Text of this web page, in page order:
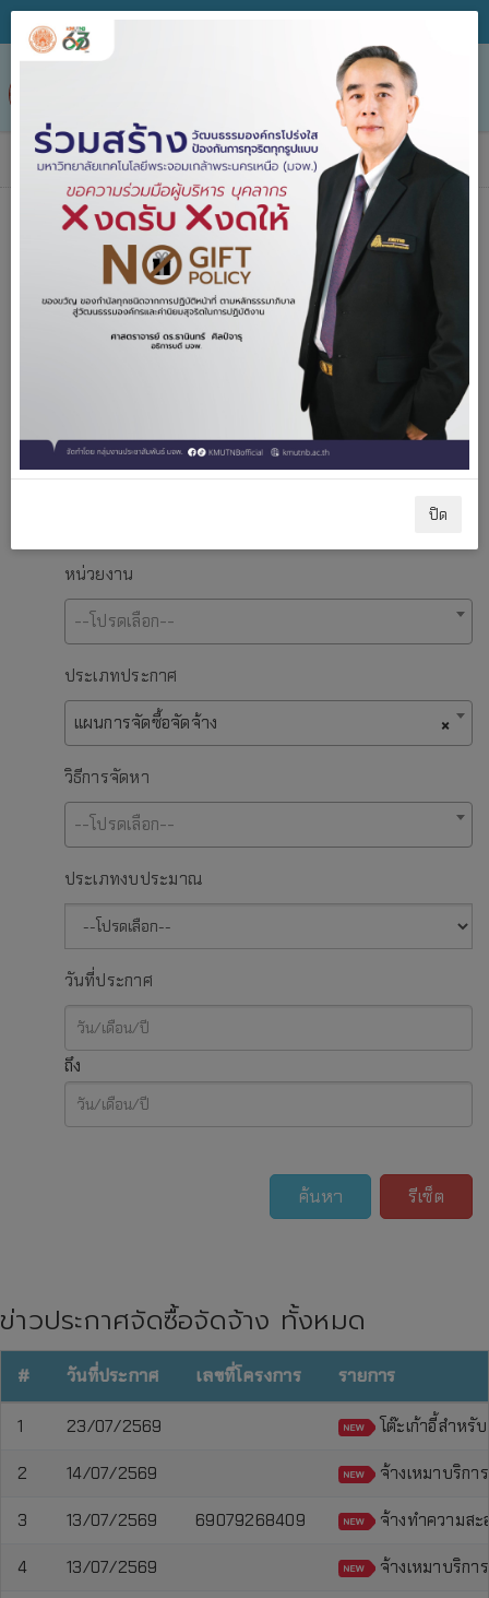
ข่าวประกาศจัดซื้อจัดจ้าง
ประกาศจัด
ซื้อจัดจ้าง 2557-2567
คำค้น
หน่วยงาน
--โปรดเลือก--
ประเภทประกาศ
×
แผนการจัดซื้อจัดจ้าง
วิธีการจัดหา
--โปรดเลือก--
ประเภทงบประมาณ
วันที่ประกาศ
ถึง
ค้นหา รีเซ็ต
ข่าวประกาศจัดซื้อจัดจ้าง ทั้งหมด
# วันที่ประกาศ เลขที่โครงการ รายการ
1 23/07/2569 โต๊ะเก้าอี้สำหรั
2 14/07/2569 จ้างเหมาบริกา
3 13/07/2569 69079268409 จ้างทำความสะ
4 13/07/2569 จ้างเหมาบริกา
ปิด